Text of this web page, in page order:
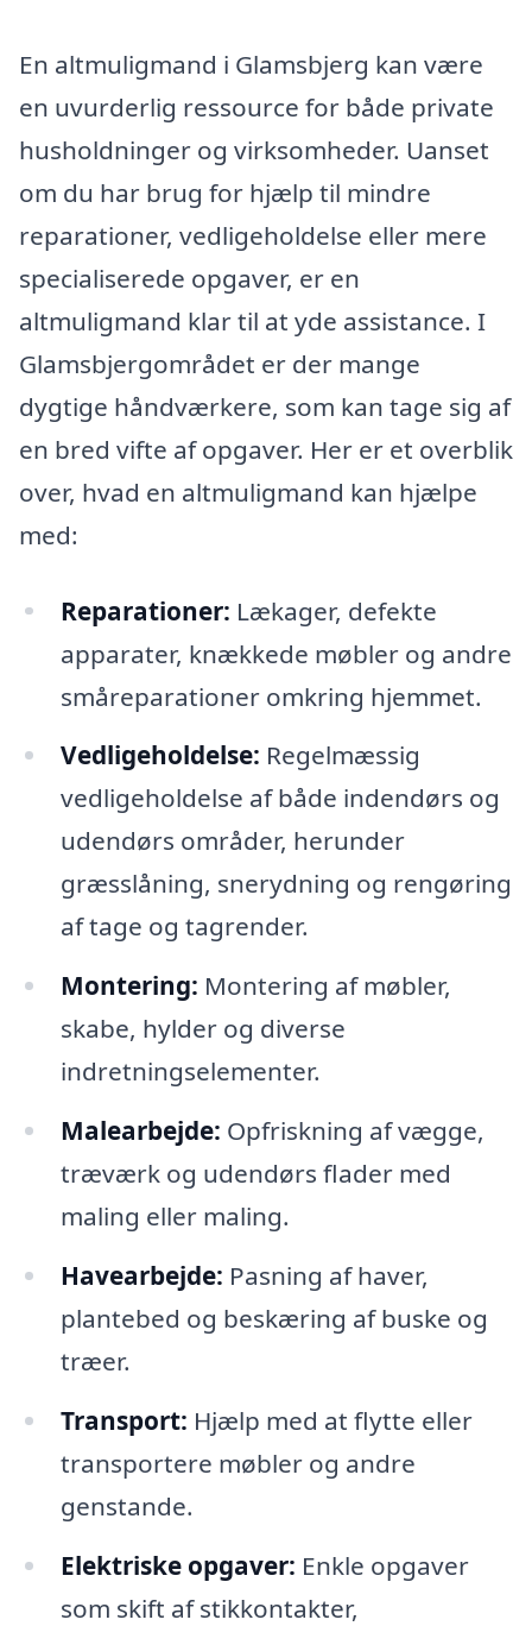
En altmuligmand i Glamsbjerg kan være
en uvurderlig ressource for både private
husholdninger og virksomheder. Uanset
om du har brug for hjælp til mindre
reparationer, vedligeholdelse eller mere
specialiserede opgaver, er en
altmuligmand klar til at yde assistance. I
Glamsbjergområdet er der mange
dygtige håndværkere, som kan tage sig af
en bred vifte af opgaver. Her er et overblik
over, hvad en altmuligmand kan hjælpe
med:
Reparationer: Lækager, defekte
apparater, knækkede møbler og andre
småreparationer omkring hjemmet.
Vedligeholdelse: Regelmæssig
vedligeholdelse af både indendørs og
udendørs områder, herunder
græsslåning, snerydning og rengøring
af tage og tagrender.
Montering: Montering af møbler,
skabe, hylder og diverse
indretningselementer.
Malearbejde: Opfriskning af vægge,
træværk og udendørs flader med
maling eller maling.
Havearbejde: Pasning af haver,
plantebed og beskæring af buske og
træer.
Transport: Hjælp med at flytte eller
transportere møbler og andre
genstande.
Elektriske opgaver: Enkle opgaver
som skift af stikkontakter,